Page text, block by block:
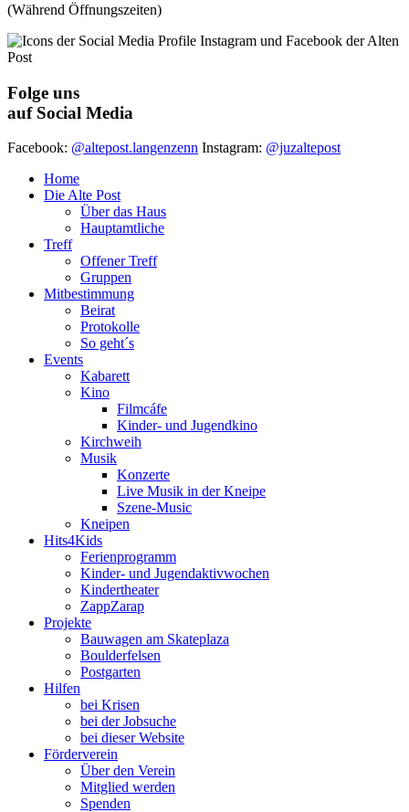
(Während Öffnungszeiten)
Folge uns
auf Social Media
Facebook: @altepost.langenzenn Instagram: @juzaltepost
Home
Die Alte Post
Über das Haus
Hauptamtliche
Treff
Offener Treff
Gruppen
Mitbestimmung
Beirat
Protokolle
So geht´s
Events
Kabarett
Kino
Filmcáfe
Kinder- und Jugendkino
Kirchweih
Musik
Konzerte
Live Musik in der Kneipe
Szene-Music
Kneipen
Hits4Kids
Ferienprogramm
Kinder- und Jugendaktivwochen
Kindertheater
ZappZarap
Projekte
Bauwagen am Skateplaza
Boulderfelsen
Postgarten
Hilfen
bei Krisen
bei der Jobsuche
bei dieser Website
Förderverein
Über den Verein
Mitglied werden
Spenden